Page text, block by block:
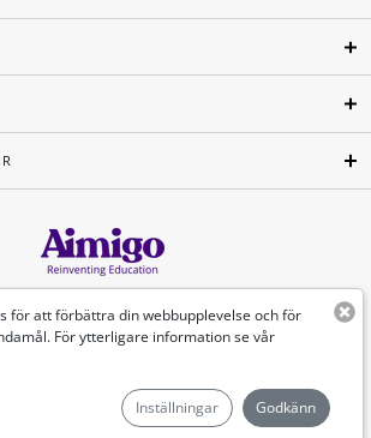
för att förbättra din webbupplevelse och för
För ytterligare information se vår
Inställningar Godkänn
Svenska